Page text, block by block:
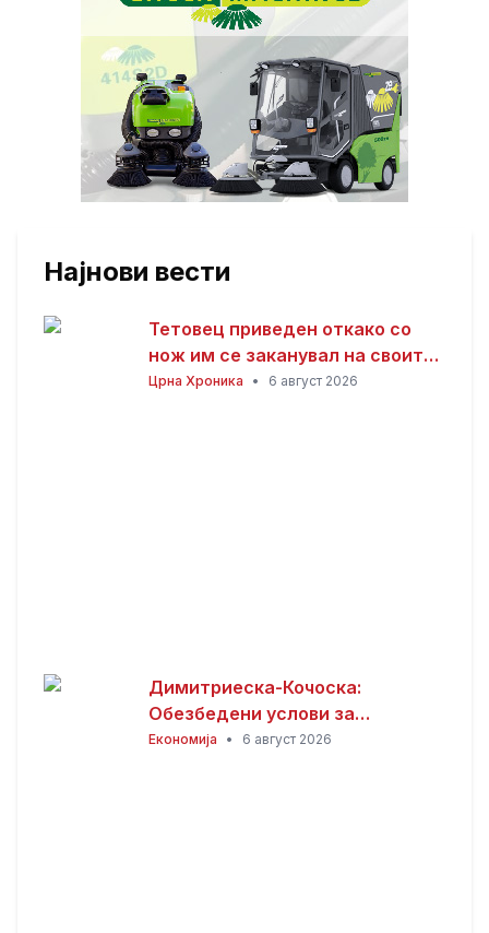
Најнови вести
Тетовец приведен откако со
нож им се заканувал на своите
родители откако не му дале
Црна Хроника • 6 август 2026
Димитриеска-Кочоска:
Обезбедени услови за
продолжување на изградбата
Економија • 6 август 2026